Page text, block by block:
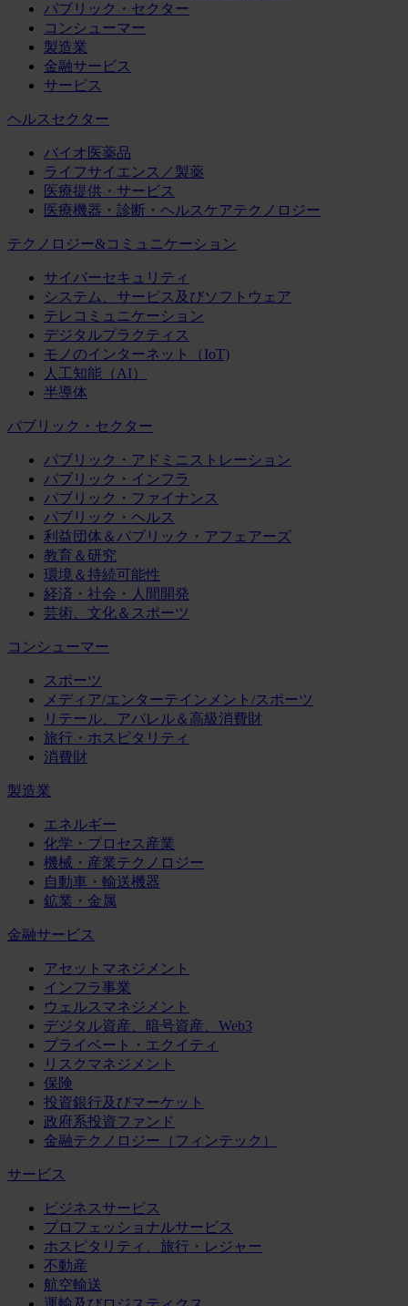
パブリック・セクター
コンシューマー
製造業
金融サービス
サービス
ヘルスセクター
バイオ医薬品
ライフサイエンス／製薬
医療提供・サービス
医療機器・診断・ヘルスケアテクノロジー
テクノロジー&コミュニケーション
サイバーセキュリティ
システム、サービス及びソフトウェア
テレコミュニケーション
デジタルプラクティス
モノのインターネット（IoT)
人工知能（AI）
半導体
パブリック・セクター
パブリック・アドミニストレーション
パブリック・インフラ
パブリック・ファイナンス
パブリック・ヘルス
利益団体＆パブリック・アフェアーズ
教育＆研究
環境＆持続可能性
経済・社会・人間開発
芸術、文化＆スポーツ
コンシューマー
スポーツ
メディア/エンターテインメント/スポーツ
リテール、アパレル＆高級消費財
旅行・ホスピタリティ
消費財
製造業
エネルギー
化学・プロセス産業
機械・産業テクノロジー
自動車・輸送機器
鉱業・金属
金融サービス
アセットマネジメント
インフラ事業
ウェルスマネジメント
デジタル資産、暗号資産、Web3
プライベート・エクイティ
リスクマネジメント
保険
投資銀行及びマーケット
政府系投資ファンド
金融テクノロジー（フィンテック）
サービス
ビジネスサービス
プロフェッショナルサービス
ホスピタリティ、旅行・レジャー
不動産
航空輸送